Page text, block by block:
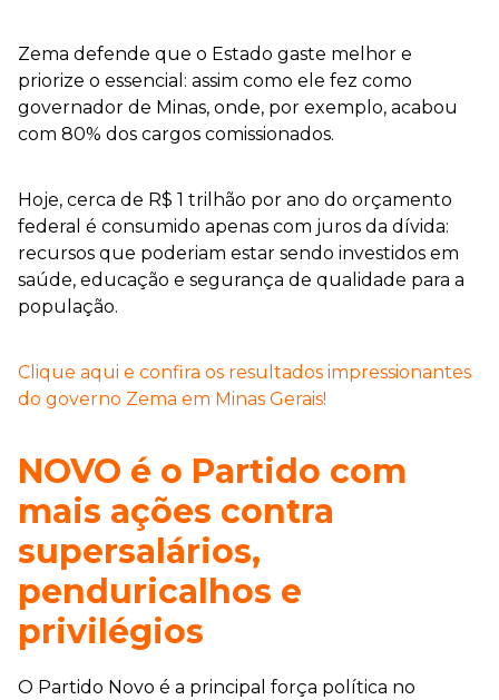
Zema defende que o Estado gaste melhor e
priorize o essencial: assim como ele fez como
governador de Minas, onde, por exemplo, acabou
com 80% dos cargos comissionados.
Hoje, cerca de R$ 1 trilhão por ano do orçamento
federal é consumido apenas com juros da dívida:
recursos que poderiam estar sendo investidos em
saúde, educação e segurança de qualidade para a
população.
Clique aqui e confira os resultados impressionantes
do governo Zema em Minas Gerais!
NOVO é o Partido com
mais ações contra
supersalários,
penduricalhos e
privilégios
O Partido Novo é a principal força política no